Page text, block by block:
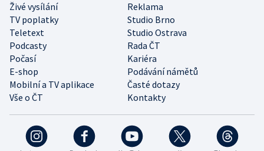
Živé vysílání
Reklama
TV poplatky
Studio Brno
Teletext
Studio Ostrava
Podcasty
Rada ČT
Počasí
Kariéra
E-shop
Podávání námětů
Mobilní a TV aplikace
Časté dotazy
Vše o ČT
Kontakty